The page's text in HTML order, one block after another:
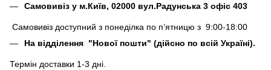
Самовивіз у м.Київ, 02000 вул.Радунська 3 офіс 403
Самовивіз доступний з понеділка по п’ятницю з 9:00-18:00
На відділення "Нової пошти" (дійсно по всій Україні).
Термін доставки 1-3 дні.